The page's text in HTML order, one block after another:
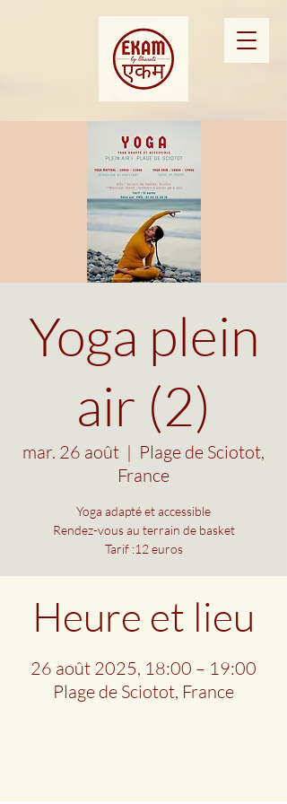
Yoga plein
air (2)
mar. 26 août
  |
Plage de Sciotot,
France
Yoga adapté et accessible
Rendez-vous au terrain de basket
Tarif :12 euros
Heure et lieu
26 août 2025, 18:00 – 19:00
Plage de Sciotot, France